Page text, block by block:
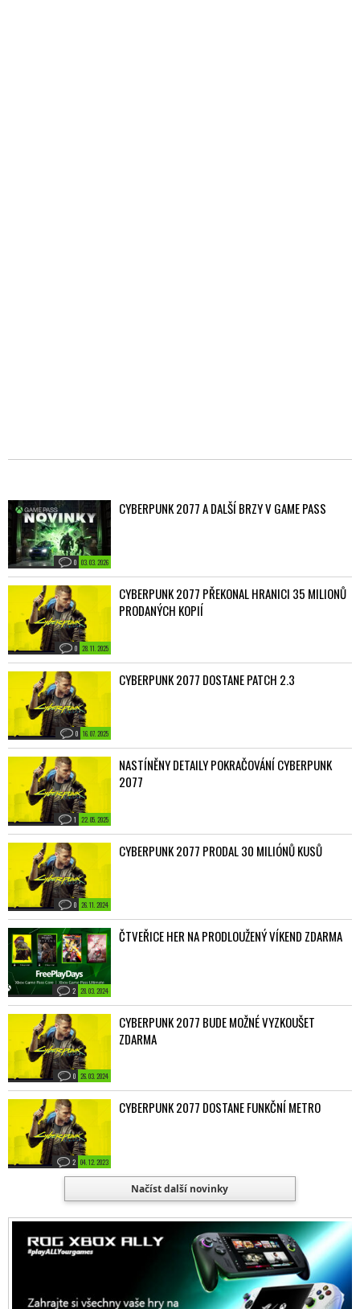
03. 03. 2026
0
CYBERPUNK 2077 A DALŠÍ BRZY V GAME PASS
28. 11. 2025
0
CYBERPUNK 2077 PŘEKONAL HRANICI 35 MILIONŮ
PRODANÝCH KOPIÍ
16. 07. 2025
0
CYBERPUNK 2077 DOSTANE PATCH 2.3
22. 05. 2025
1
NASTÍNĚNY DETAILY POKRAČOVÁNÍ CYBERPUNK
2077
26. 11. 2024
0
CYBERPUNK 2077 PRODAL 30 MILIÓNŮ KUSŮ
28. 03. 2024
2
ČTVEŘICE HER NA PRODLOUŽENÝ VÍKEND ZDARMA
26. 03. 2024
0
CYBERPUNK 2077 BUDE MOŽNÉ VYZKOUŠET
ZDARMA
04. 12. 2023
2
CYBERPUNK 2077 DOSTANE FUNKČNÍ METRO
Načíst další novinky